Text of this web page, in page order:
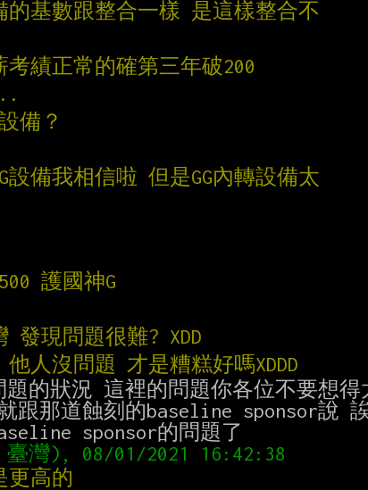
基數跟整合一樣 是這樣整合不
績正常的確第三年破200
備？
設備我相信啦 但是GG內轉設備太
護國神G
發現問題很難? XDD
人沒問題 才是糟糕好嗎XDDD
的狀況 這裡的問題你各位不要想得
跟那道蝕刻的baseline sponsor說
更高的